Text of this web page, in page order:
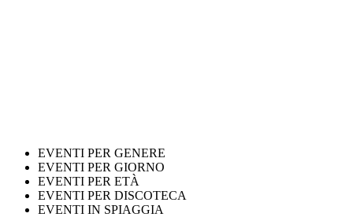
EVENTI PER GENERE
EVENTI PER GIORNO
EVENTI PER ETÀ
EVENTI PER DISCOTECA
EVENTI IN SPIAGGIA